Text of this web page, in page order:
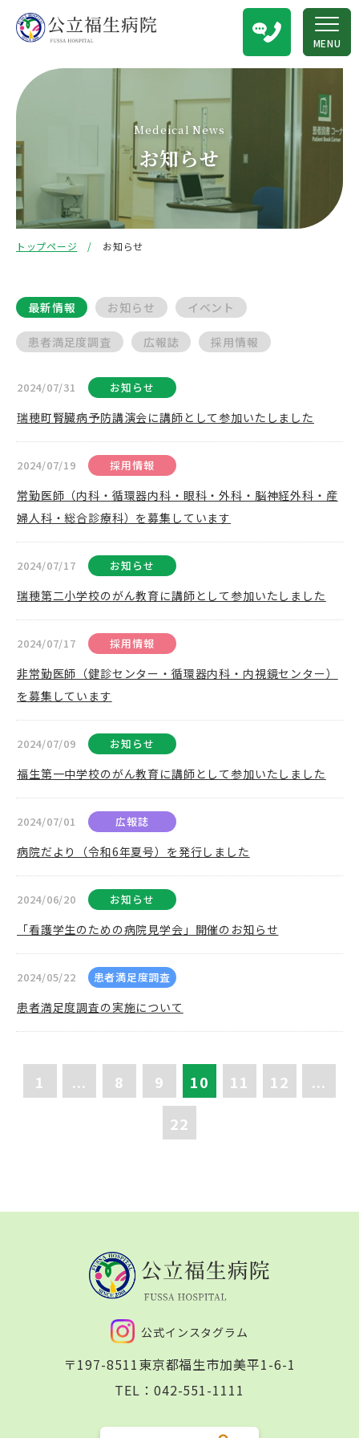
MENU
Medeical News
お知らせ
トップページ お知らせ
最新情報 お知らせ イベント
患者満足度調査 広報誌 採用情報
2024/07/31 お知らせ
瑞穂町腎臓病予防講演会に講師として参加いたしました
2024/07/19 採用情報
常勤医師（内科・循環器内科・眼科・外科・脳神経外科・産
婦人科・総合診療科）を募集しています
2024/07/17 お知らせ
瑞穂第二小学校のがん教育に講師として参加いたしました
2024/07/17 採用情報
非常勤医師（健診センター・循環器内科・内視鏡センター）
を募集しています
2024/07/09 お知らせ
福生第一中学校のがん教育に講師として参加いたしました
2024/07/01 広報誌
病院だより（令和6年夏号）を発行しました
2024/06/20 お知らせ
「看護学生のための病院見学会」開催のお知らせ
2024/05/22 患者満足度調査
患者満足度調査の実施について
1 ... 8 9 10 11 12
...
22
公式インスタグラム
〒197-8511東京都福生市加美平1-6-1
TEL： 042-551-1111